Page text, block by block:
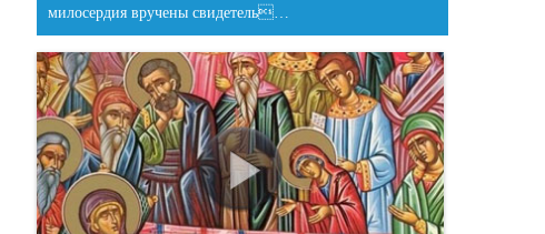
милосердия вручены свидетель…